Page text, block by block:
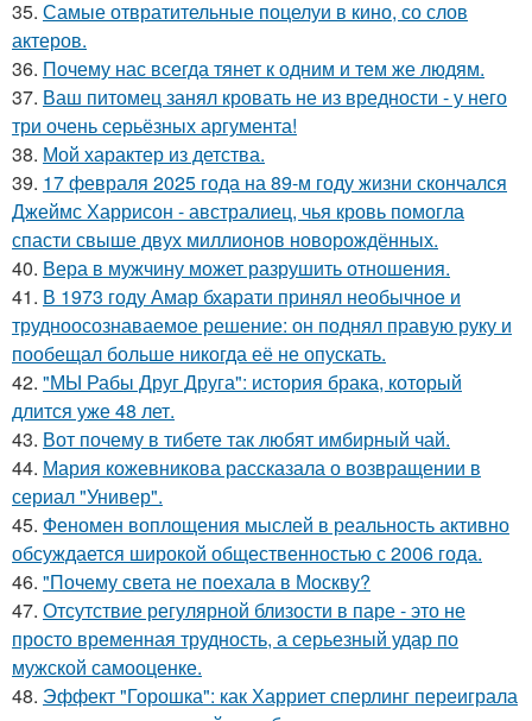
35. Самые отвратительные поцелуи в кино, со слов
актеров.
36. Почему нас всегда тянет к одним и тем же людям.
37. Ваш питомец занял кровать не из вредности - у него
три очень серьёзных аргумента!
38. Мой характер из детства.
39. 17 февраля 2025 года на 89-м году жизни скончался
Джеймс Харрисон - австралиец, чья кровь помогла
спасти свыше двух миллионов новорождённых.
40. Вера в мужчину может разрушить отношения.
41. В 1973 году Амар бхарати принял необычное и
трудноосознаваемое решение: он поднял правую руку и
пообещал больше никогда её не опускать.
42. "МЫ Рабы Друг Друга": история брака, который
длится уже 48 лет.
43. Вот почему в тибете так любят имбирный чай.
44. Мария кожевникова рассказала о возвращении в
сериал "Универ".
45. Феномен воплощения мыслей в реальность активно
обсуждается широкой общественностью с 2006 года.
46. "Почему света не поехала в Москву?
47. Отсутствие регулярной близости в паре - это не
просто временная трудность, а серьезный удар по
мужской самооценке.
48. Эффект "Горошка": как Харриет сперлинг переиграла